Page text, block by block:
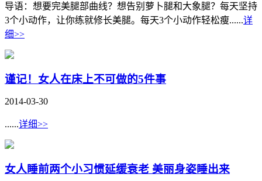
导语：想要完美腿部曲线？想告别萝卜腿和大象腿？每天坚持
3个小动作，让你练就修长美腿。每天3个小动作轻松瘦......详
细>>
谨记！女人在床上不可做的5件事
2014-03-30
......详细>>
女人睡前两个小习惯延缓衰老 美丽身姿睡出来